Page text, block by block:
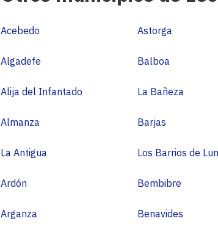
Acebedo
Algadefe
Alija del Infantado
Almanza
La Antigua
Ardón
Arganza
Astorga
Balboa
La Bañeza
Barjas
Los Barrios de
Bembibre
Benavides